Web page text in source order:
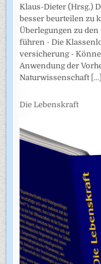
Klaus-Dieter (Hrsg.)
besser beurteilen zu
Überlegungen zu
führen - Die
versicherung -
Anwendung der
Naturwissenschaft [...]
Die Lebenskraft